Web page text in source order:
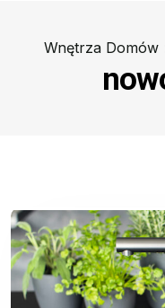
Wnętrza Domów